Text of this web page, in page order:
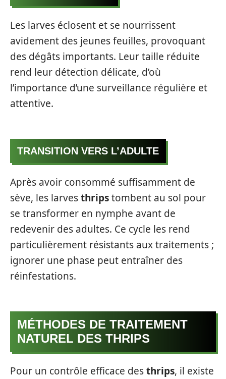
Les larves éclosent et se nourrissent
avidement des jeunes feuilles, provoquant
des dégâts importants. Leur taille réduite
rend leur détection délicate, d’où
l’importance d’une surveillance régulière et
attentive.
TRANSITION VERS L’ADULTE
Après avoir consommé suffisamment de
sève, les larvesthripstombent au sol pour
se transformer en nymphe avant de
redevenir des adultes. Ce cycle les rend
particulièrement résistants aux traitements ;
ignorer une phase peut entraîner des
réinfestations.
MÉTHODES DE TRAITEMENT
NATUREL DES THRIPS
Pour un contrôle efficace desthrips, il existe